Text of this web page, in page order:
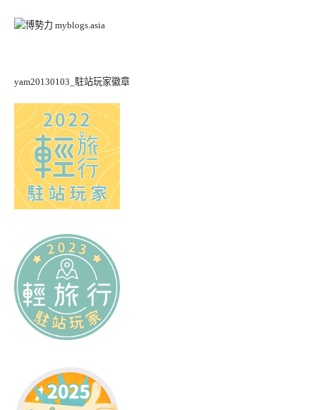
yam20130103_駐站玩家徽章